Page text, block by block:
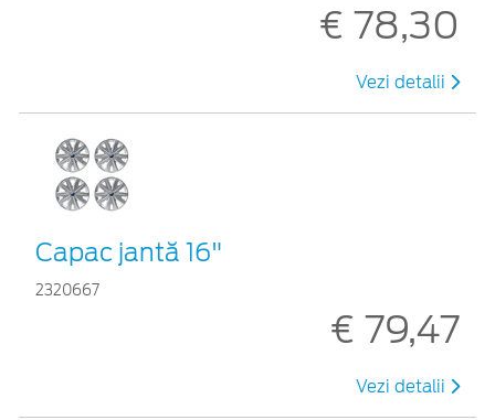
€ 78,30
Vezi detalii
Capac jantă 16"
2320667
€ 79,47
Vezi detalii